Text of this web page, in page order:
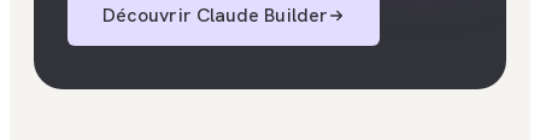
Découvrir Claude Builder